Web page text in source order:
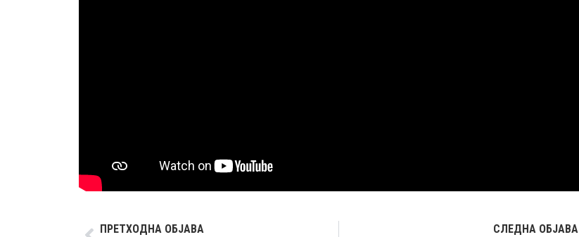
ПРЕТХОДНА ОБЈАВА СЛЕДНА ОБЈАВА